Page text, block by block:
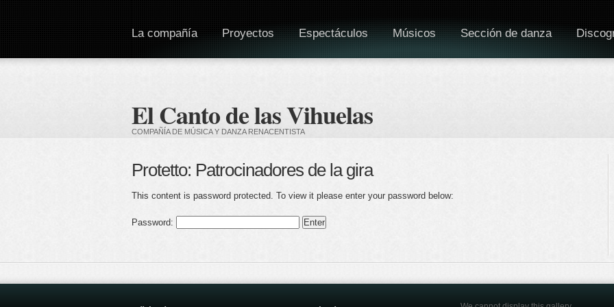
El Canto de las Vihuelas
COMPAÑÍA DE MÚSICA Y DANZA RENACENTISTA
La compañía Proyectos Espectáculos Músicos Sección de danza
Protetto: Patrocinadores de la gira
This content is password protected. To view it please enter your password below:
Password: